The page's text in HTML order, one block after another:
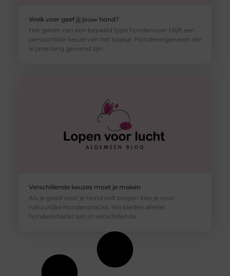
Welk voer geef jij jouw hond?
Het geven van een bepaald type hondenvoer blijft een
persoonlijke keuze van het baasje. Hondeneigenaren die
al jarenlang gewend zijn
Verschillende keuzes moet je maken
Als je goed voor je hond wilt zorgen kies je voor
natuurlijke hondensnacks. Wij bieden allerlei
hondensnacks aan in verschillende